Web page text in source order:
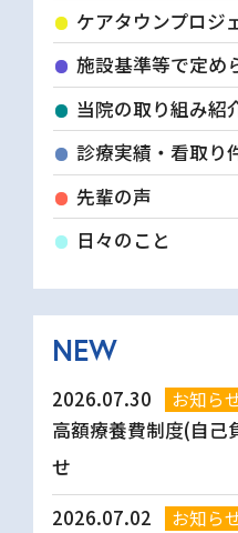
ケアタウンプロジ
施設基準等で定め
当院の取り組み紹
診療実績・看取り
先輩の声
日々のこと
NEW
2026.07.30 お知ら
高額療養費制度(自己
せ
2026.07.02
お知ら